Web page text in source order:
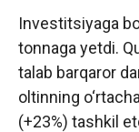
Investitsiyaga
tonnaga yetdi.
talab barqaror
oltinning
(+23%) tashkil